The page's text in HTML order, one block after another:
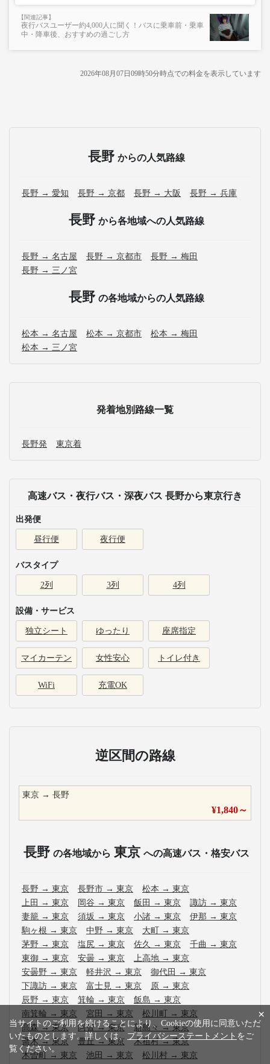
夜行バスユーザー約4,000人に聞く！バスに乗車前・乗車
中・降車後、おすすめの過ごし方
2026年08月07日09時50分時点での料金を表示しています
長野 からの人気路線
長野 → 愛知 長野 → 京都 長野 → 大阪 長野 → 兵庫
長野 から各地域への人気路線
長野 → 名古屋 長野 → 京都市
長野 → 梅田
長野 → 三ノ宮
長野 の各地域からの人気路線
松本 → 名古屋 松本 → 京都市
松本 → 梅田
松本 → 三ノ宮
発着地別路線一覧
長野発 東京着
高速バス・夜行バス・深夜バス 長野から東京行き
出発便
昼行便 夜行便
バスタイプ
2列 3列 4列
設備・サービス
独立シート ゆったり 座席指定
マイカーテン 女性安心 トイレ付き
WiFi 充電OK
逆区間の路線
東京 → 長野
¥1,840～
長野 の各地域から 東京 への高速バス・格安バス
長野 → 東京 長野市 → 東京 松本 → 東京
上田 → 東京 岡谷 → 東京 飯田 → 東京 諏訪 → 東京
妻籠 → 東京 須坂 → 東京 小諸 → 東京 伊那 → 東京
駒ヶ根 → 東京 中野 → 東京 大町 → 東京
茅野 → 東京 塩尻 → 東京 佐久 → 東京 千曲 → 東京
東御 → 東京 安曇 → 東京 上高地 → 東京
安曇野 → 東京 軽井沢 → 東京 御代田 → 東京
下諏訪 → 東京 富士見 → 東京 原 → 東京
辰野 → 東京 箕輪 → 東京 飯島 → 東京
南箕輪 → 東京 宮田 → 東京 松川町 → 東京
高森 →東京 阿智→東京 新島々 →東京
喬木 → 東京 豊丘 →東京 木祖村→東京
木曽町
→ 東京 池田 → 東京 松川村 → 東京
×
当サイトのご利用を続けることにより、Cookieの使用に同意いただ
いたものとします。詳しくは、 プライバシーステートメント をご
覧ください。